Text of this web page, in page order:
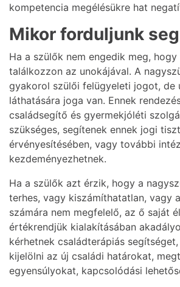
kompetencia megélésükre hat
Mikor forduljunk
Ha a szülők nem engedik meg,
találkozzon az unokájával. A
gyakorol szülői felügyeleti jogot, de
láthatására joga van. Ennek
családsegítő és gyermekjóléti
szükséges, segítenek ennek jogi
érvényesítésében, vagy további
kezdeményezhetnek.
Ha a szülők azt érzik, hogy a
terhes, vagy kiszámíthatatlan, vagy
számára nem megfelelő, az ő saját
értékrendjük kialakításában
kérhetnek családterápiás
kijelölni az új családi határokat,
egyensúlyokat, kapcsolódási